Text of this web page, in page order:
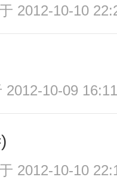
2012-10-10
2012-10-09 16:11
2012-10-10